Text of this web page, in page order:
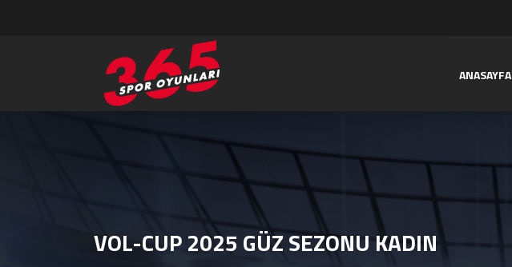
ANASAYFA
VOL-CUP 2025 GÜZ SEZONU KADIN